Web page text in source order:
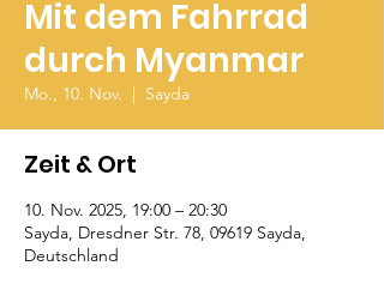
Mit dem Fahrrad
durch Myanmar
Mo., 10. Nov.
  |
Sayda
Zeit & Ort
10. Nov. 2025, 19:00 – 20:30
Sayda, Dresdner Str. 78, 09619 Sayda,
Deutschland